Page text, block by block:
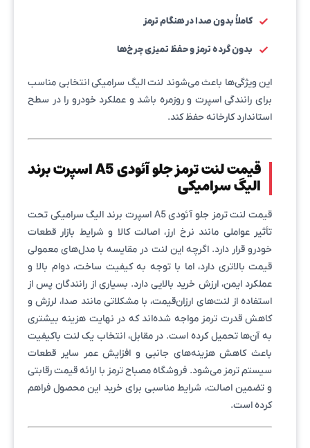
کاملاً بدون صدا در هنگام ترمز
بدون گرده ترمز و حفظ تمیزی چرخ‌ها
این ویژگی‌ها باعث می‌شوند لنت الیگ سرامیکی انتخابی مناسب
برای رانندگی اسپرت و روزمره باشد و عملکرد خودرو را در سطح
استاندارد کارخانه حفظ کند.
قیمت لنت ترمز جلو آئودی A5 اسپرت برند
الیگ سرامیکی
قیمت لنت ترمز جلو آئودی A5 اسپرت برند الیگ سرامیکی تحت
تأثیر عواملی مانند نرخ ارز، اصالت کالا و شرایط بازار قطعات
خودرو قرار دارد. اگرچه این لنت در مقایسه با مدل‌های معمولی
قیمت بالاتری دارد، اما با توجه به کیفیت ساخت، دوام بالا و
عملکرد ایمن، ارزش خرید بالایی دارد. بسیاری از رانندگان پس از
استفاده از لنت‌های ارزان‌قیمت، با مشکلاتی مانند صدا، لرزش و
کاهش قدرت ترمز مواجه شده‌اند که در نهایت هزینه بیشتری
به آن‌ها تحمیل کرده است. در مقابل، انتخاب یک لنت باکیفیت
باعث کاهش هزینه‌های جانبی و افزایش عمر سایر قطعات
سیستم ترمز می‌شود. فروشگاه مصباح ترمز با ارائه قیمت رقابتی
و تضمین اصالت، شرایط مناسبی برای خرید این محصول فراهم
کرده است.